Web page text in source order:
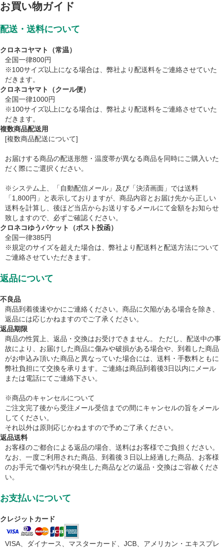
お買い物ガイド
配送・送料について
クロネコヤマト（常温）
全国一律800円
※100サイズ以上になる場合は、弊社より配送料をご連絡させていた
だきます。
クロネコヤマト（クール便）
全国一律1000円
※100サイズ以上になる場合は、弊社より配送料をご連絡させていた
だきます。
複数商品配送用
[複数商品配送について]
お届けする商品の配送形態・温度帯が異なる商品を同時にご購入いた
だく際にご選択ください。
※システム上、「自動配信メール」及び「決済画面」では送料
「1,800円」と表示しておりますが、商品内容とお届け先から正しい
送料を計算し、後ほど当店からお送りするメールにて金額をお知らせ
致しますので、必ずご確認ください。
クロネコゆうパケット（ポスト投函）
全国一律385円
※規定のサイズを超えた場合は、弊社より配送料と配送方法について
ご連絡させていただきます。
返品について
不良品
商品到着後速やかにご連絡ください。商品に欠陥がある場合を除き、
返品には応じかねますのでご了承ください。
返品期限
商品の性質上、返品・交換はお受けできません。 ただし、配送中の事
故により、お届けした商品に傷みや破損がある場合や、到着した商品
がお申込み頂いた商品と異なっていた場合には、送料・手数料ともに
弊社負担にて交換を承ります。ご連絡は商品到着後3日以内にメール
または電話にてご連絡下さい。
※商品のキャンセルについて
ご注文完了後から受注メール受信までの間にキャンセルの旨をメール
してください。
それ以外は原則応じかねますので予めご了承ください。
返品送料
お客様のご都合による返品の場合、送料はお客様でご負担ください。
なお、一度ご利用された商品、到着後３日以上経過した商品、お客様
のお手元で傷や汚れが発生した商品などの返品・交換はご容赦くださ
い。
お支払いについて
クレジットカード
VISA、ダイナース、マスターカード、JCB、アメリカン・エキスプレ